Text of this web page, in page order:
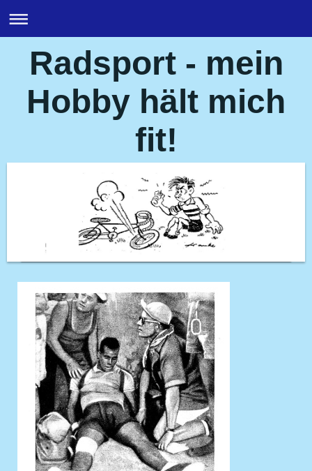
Radsport - mein
Hobby hält mich
fit!